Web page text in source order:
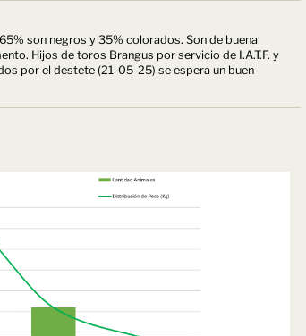
son negros y 35% colorados. Son de buena
Hijos de toros Brangus por servicio de I.A.T.F. y
por el destete (21-05-25) se espera un buen